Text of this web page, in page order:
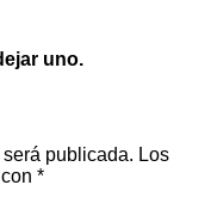
uno.
publicada. Los
*